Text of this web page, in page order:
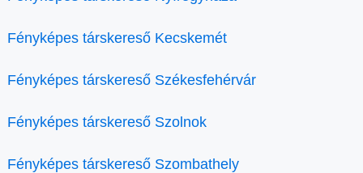
Fényképes társkereső Kecskemét
Fényképes társkereső Székesfehérvár
Fényképes társkereső Szolnok
Fényképes társkereső Szombathely